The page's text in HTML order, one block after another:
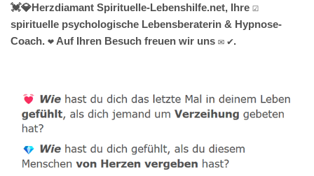
💓️💎Herzdiamant Spirituelle-Lebenshilfe.net, Ihre ☑️
spirituelle psychologische Lebensberaterin & Hypnose-
Coach. ❤ Auf Ihren Besuch freuen wir uns ✉ ✔.